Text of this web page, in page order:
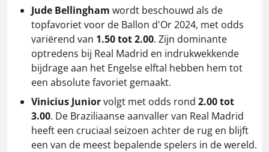
Jude Bellingham wordt beschouwd als de
topfavoriet voor de Ballon d'Or 2024, met odds
variërend van 1.50 tot 2.00. Zijn dominante
optredens bij Real Madrid en indrukwekkende
bijdrage aan het Engelse elftal hebben hem tot
een absolute favoriet gemaakt.
Vinicius Juniorvolgt met odds rond 2.00 tot
3.00. De Braziliaanse aanvaller van Real Madrid
heeft een cruciaal seizoen achter de rug en blijft
een van de meest bepalende spelers in de wereld.